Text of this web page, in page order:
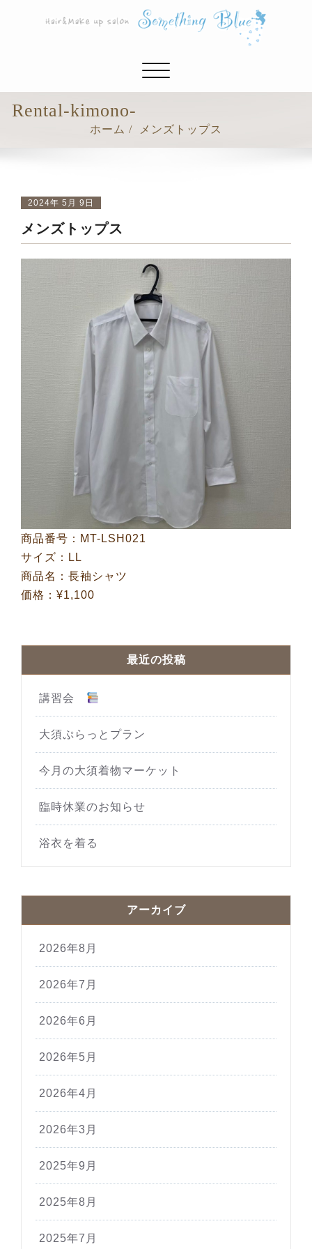
ナ
シ
ョ
Rental-kimono-
ホーム メンズトップス
2024年 5月 9日
メンズトップス
商品番号：MT-LSH021
サイズ：LL
商品名：長袖シャツ
価格：¥1,100
最近の投稿
講習会
大須ぷらっとプラン
今月の大須着物マーケット
臨時休業のお知らせ
浴衣を着る
アーカイブ
2026年8月
2026年7月
2026年6月
2026年5月
2026年4月
2026年3月
2025年9月
2025年8月
2025年7月